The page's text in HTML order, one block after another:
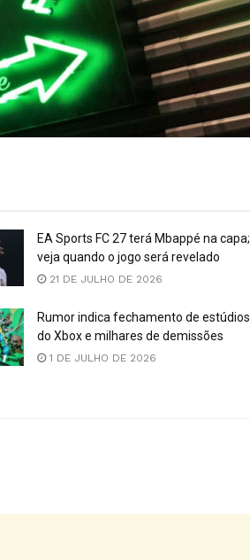
EA Sports FC 27 terá Mbappé na capa;
veja quando o jogo será revelado
21 DE JULHO DE 2026
Rumor indica fechamento de estúdios
do Xbox e milhares de demissões
1 DE JULHO DE 2026